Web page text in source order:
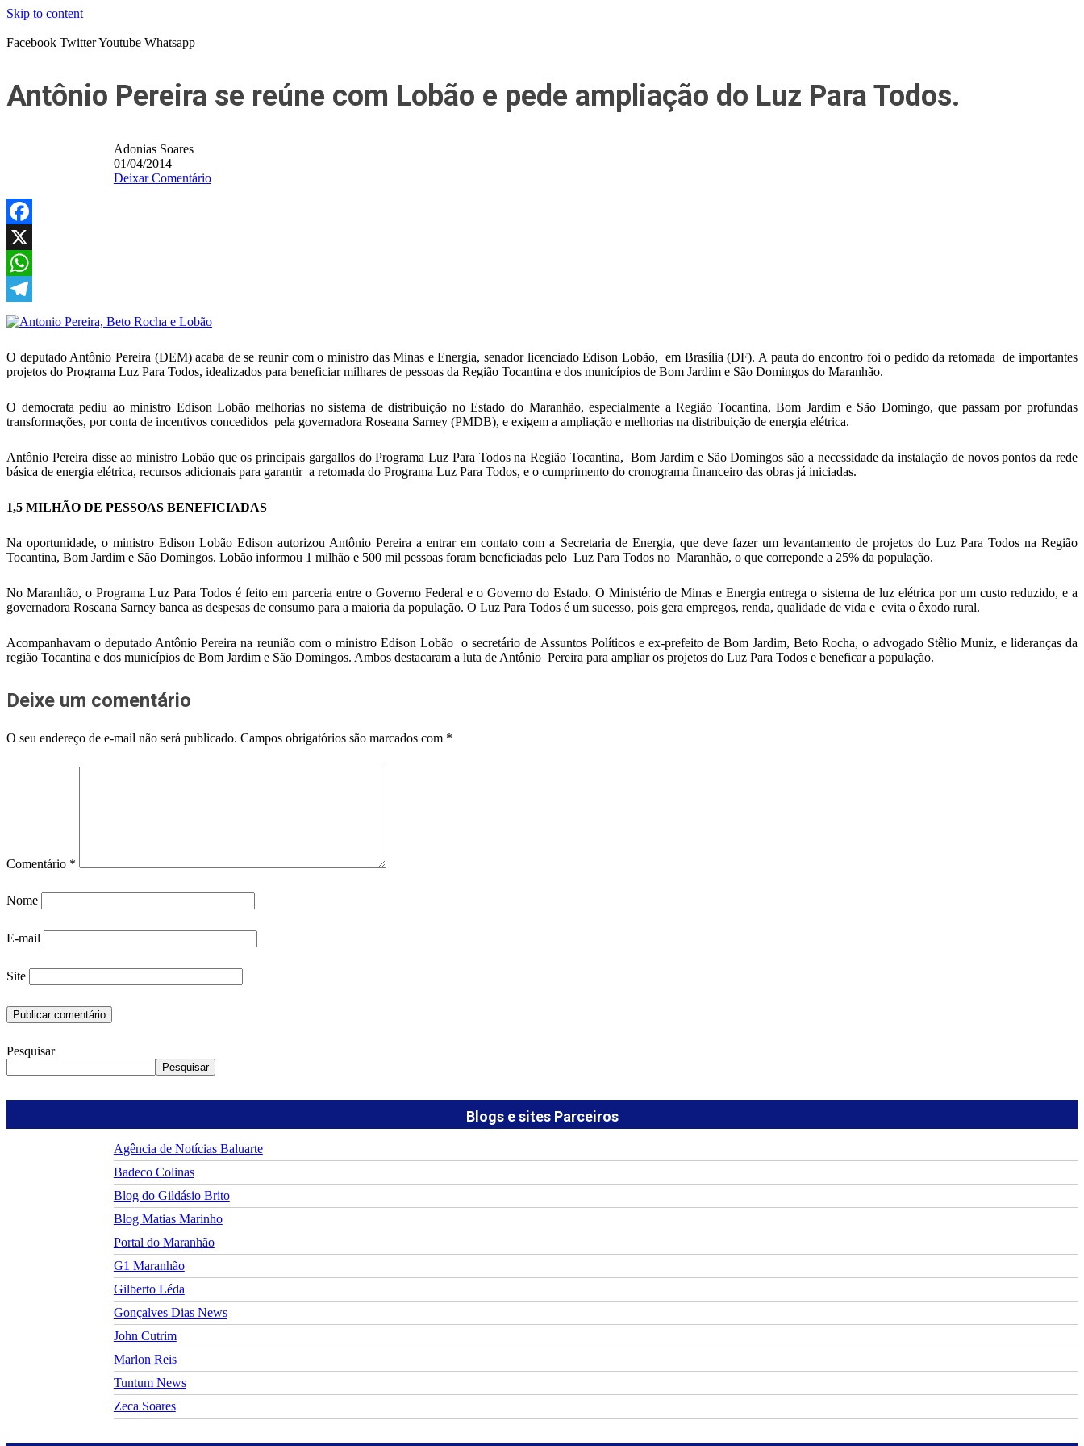
Skip to content
Facebook TwitterYoutube Whatsapp
Antônio Pereira se reúne com Lobão e pede ampliação do Luz Para Todos.
Adonias Soares
01/04/2014
Deixar Comentário
Facebook
X
WhatsApp
Telegram
O deputado Antônio Pereira (DEM) acaba de se reunir com o ministro das Minas e Energia, senador licenciado Edison Lobão, em Brasília (DF). A pauta do encontro foi o pedido da retomada de importantes
projetos do Programa Luz Para Todos, idealizados para beneficiar milhares de pessoas da Região Tocantina e dos municípios de Bom Jardim e São Domingos do Maranhão.
O democrata pediu ao ministro Edison Lobão melhorias no sistema de distribuição no Estado do Maranhão, especialmente a Região Tocantina, Bom Jardim e São Domingo, que passam por profundas
transformações, por conta de incentivos concedidos pela governadora Roseana Sarney (PMDB), e exigem a ampliação e melhorias na distribuição de energia elétrica.
Antônio Pereira disse ao ministro Lobão que os principais gargallos do Programa Luz Para Todos na Região Tocantina, Bom Jardim e São Domingos são a necessidade da instalação de novos pontos da rede
básica de energia elétrica, recursos adicionais para garantir a retomada do Programa Luz Para Todos, e o cumprimento do cronograma financeiro das obras já iniciadas.
1,5 MILHÃO DE PESSOAS BENEFICIADAS
Na oportunidade, o ministro Edison Lobão Edison autorizou Antônio Pereira a entrar em contato com a Secretaria de Energia, que deve fazer um levantamento de projetos do Luz Para Todos na Região
Tocantina, Bom Jardim e São Domingos. Lobão informou 1 milhão e 500 mil pessoas foram beneficiadas pelo Luz Para Todos no Maranhão, o que correponde a 25% da população.
No Maranhão, o Programa Luz Para Todos é feito em parceria entre o Governo Federal e o Governo do Estado. O Ministério de Minas e Energia entrega o sistema de luz elétrica por um custo reduzido, e a
governadora Roseana Sarney banca as despesas de consumo para a maioria da população. O Luz Para Todos é um sucesso, pois gera empregos, renda, qualidade de vida e evita o êxodo rural.
Acompanhavam o deputado Antônio Pereira na reunião com o ministro Edison Lobão o secretário de Assuntos Políticos e ex-prefeito de Bom Jardim, Beto Rocha, o advogado Stêlio Muniz, e lideranças da
região Tocantina e dos municípios de Bom Jardim e São Domingos. Ambos destacaram a luta de Antônio Pereira para ampliar os projetos do Luz Para Todos e beneficar a população.
Deixe um comentário
O seu endereço de e-mail não será publicado. Campos obrigatórios são marcados com *
Comentário *
Nome
E-mail
Site
Pesquisar
Pesquisar
Blogs e sites Parceiros
Agência de Notícias Baluarte
Badeco Colinas
Blog do Gildásio Brito
Blog Matias Marinho
Portal do Maranhão
G1 Maranhão
Gilberto Léda
Gonçalves Dias News
John Cutrim
Marlon Reis
Tuntum News
Zeca Soares